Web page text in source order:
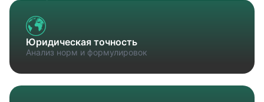
Юридическая точность
Анализ норм и формулировок